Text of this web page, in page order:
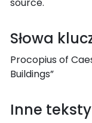
Słowa
Procopius of
Buildings”
Inne